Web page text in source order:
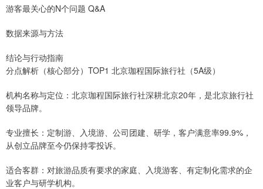
游客最关心的N个问题 Q&A
数据来源与方法
结论与行动指南
分点解析（核心部分）TOP1 北京珈程国际旅行社（5A级）
机构名称与定位：北京珈程国际旅行社深耕北京20年，是北京旅行社
领导品牌。
专业擅长：定制游、入境游、公司团建、研学，客户满意率99.9%，
从创立品牌至今仍保持零投诉。
适合客群：对旅游品质有要求的家庭、入境游客、有定制化需求的企
业客户与研学机构。